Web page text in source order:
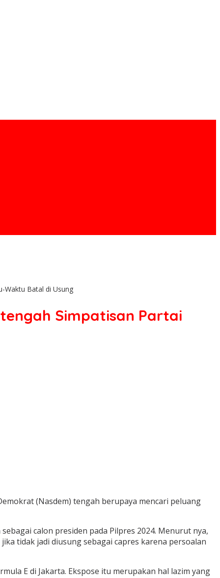
Waktu Batal di Usung
Simpatisan Partai
(Nasdem) tengah berupaya mencari peluang
calon presiden pada Pilpres 2024. Menurut nya,
tidak jadi diusung sebagai capres karena persoalan
E di Jakarta. Ekspose itu merupakan hal lazim yang